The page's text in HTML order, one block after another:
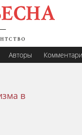
Авторы
в